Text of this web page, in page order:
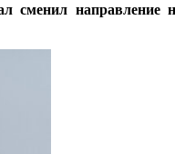
сменил направление